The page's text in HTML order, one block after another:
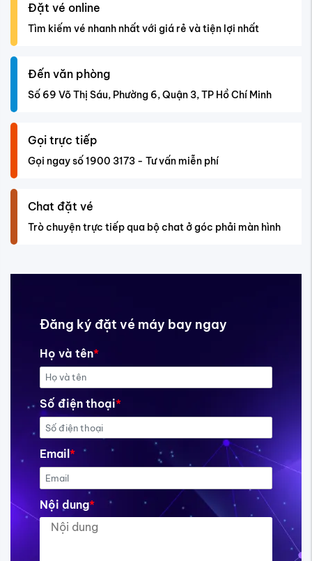
Đặt vé online
Tìm kiếm vé nhanh nhất với giá rẻ và tiện lợi nhất
Đến văn phòng
Số 69 Võ Thị Sáu, Phường 6, Quận 3, TP Hồ Chí Minh
Gọi trực tiếp
Gọi ngay số 1900 3173 - Tư vấn miễn phí
Chat đặt vé
Trò chuyện trực tiếp qua bộ chat ở góc phải màn hình
Đăng ký đặt vé máy bay ngay
Họ và tên*
Số điện thoại*
Email *
Nội dung*